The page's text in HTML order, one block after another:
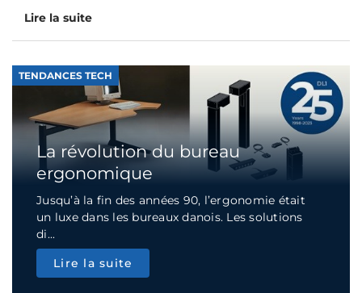
Lire la suite
TENDANCES TECH
La révolution du bureau
ergonomique
Jusqu’à la fin des années 90, l’ergonomie était
un luxe dans les bureaux danois. Les solutions
di...
Lire la suite